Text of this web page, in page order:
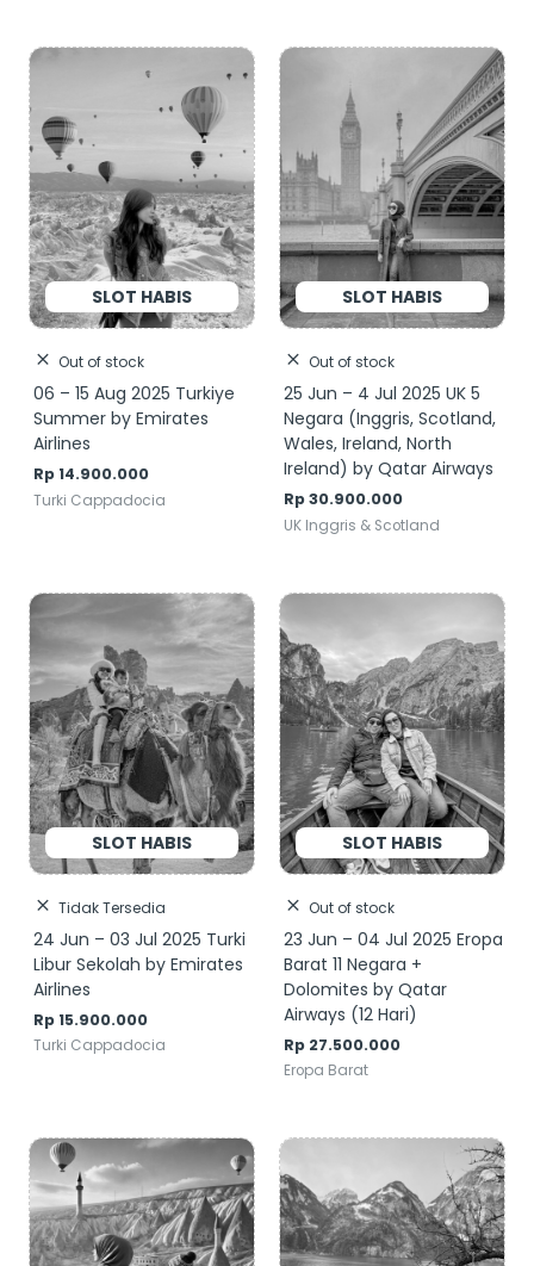
Out of stock
06 – 15 Aug 2025 Turkiye
Summer by Emirates
Airlines
Rp 14.900.000
Turki Cappadocia
Out of stock
25 Jun – 4 Jul 2025 UK 5
Negara (Inggris, Scotland,
Wales, Ireland, North
Ireland) by Qatar Airways
Rp30.900.000
UK Inggris & Scotland
Tidak Tersedia
24 Jun – 03 Jul 2025 Turki
Libur Sekolah by Emirates
Airlines
Rp 15.900.000
Turki Cappadocia
Out of stock
23 Jun – 04 Jul 2025 Eropa
Barat 11 Negara +
Dolomites by Qatar
Airways (12 Hari)
Rp 27.500.000
Eropa Barat